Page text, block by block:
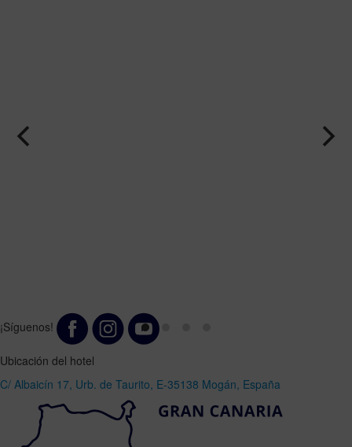
¡Síguenos!
Ubicación del hotel
C/ Albaicín 17, Urb. de Taurito, E-35138 Mogán, España